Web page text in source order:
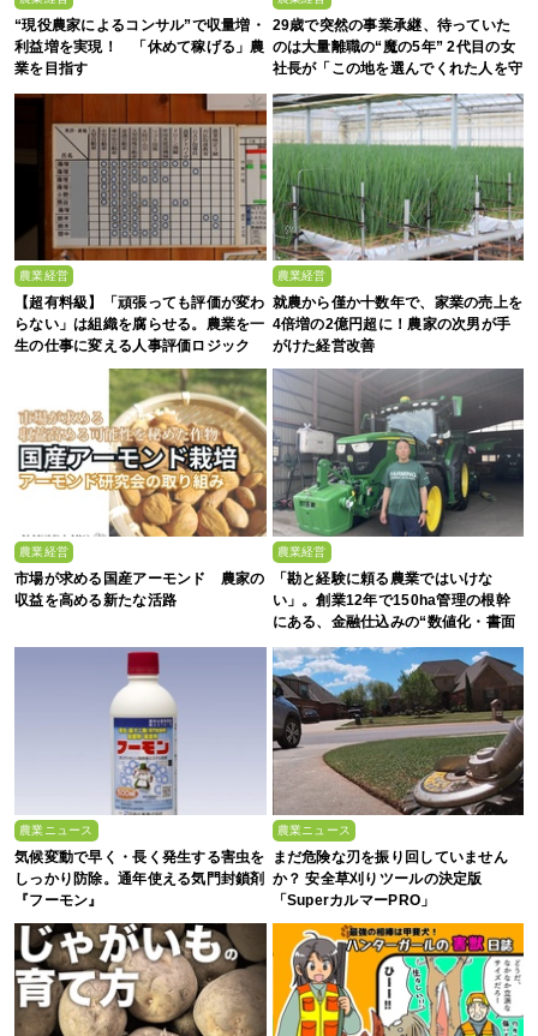
“現役農家によるコンサル”で収量増・
利益増を実現！ 「休めて稼げる」農
業を目指す
29歳で突然の事業承継、待っていた
のは大量離職の“魔の5年” 2代目の女
社長が「この地を選んでくれた人を守
農業経営
【超有料級】「頑張っても評価が変わ
らない」は組織を腐らせる。農業を一
生の仕事に変える人事評価ロジック
農業経営
就農から僅か十数年で、家業の売上を
4倍増の2億円超に！農家の次男が手
がけた経営改善
農業経営
市場が求める国産アーモンド 農家の
収益を高める新たな活路
農業経営
「勘と経験に頼る農業ではいけな
い」。創業12年で150ha管理の根幹
にある、金融仕込みの“数値化・書面
化”と省力化への貪欲さ
農業ニュース
気候変動で早く・長く発生する害虫を
しっかり防除。通年使える気門封鎖剤
『フーモン』
農業ニュース
まだ危険な刃を振り回していません
か？ 安全草刈りツールの決定版
「SuperカルマーPRO」